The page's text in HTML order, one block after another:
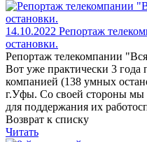
14.10.2022 Репортаж
остановки.
Репортаж телекомпании
Вот уже практически 3 года
компанией (138 умных
г.Уфы. Со своей стороны
для поддержания их
Возврат к списку
Читать